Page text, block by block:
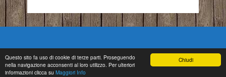
Chiudi
Questo sito fa uso di cookie di terze parti. Proseguendo
nella navigazione acconsenti al loro utilizzo. Per ulteriori
informazioni clicca su Maggiori Info
Copyright © 2026.